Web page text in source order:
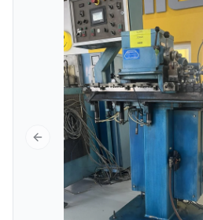
Previous slide